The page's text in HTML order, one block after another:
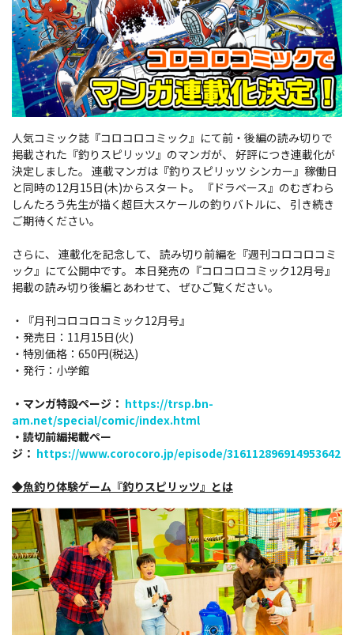
人気コミック誌『コロコロコミック』にて前・後編の読み切りで
掲載された『釣りスピリッツ』のマンガが、 好評につき連載化が
決定しました。 連載マンガは『釣りスピリッツ シンカー』稼働日
と同時の12月15日(木)からスタート。 『ドラベース』のむぎわら
しんたろう先生が描く超巨大スケールの釣りバトルに、 引き続き
ご期待ください。
さらに、 連載化を記念して、 読み切り前編を『週刊コロコロコミ
ック』にて公開中です。 本日発売の『コロコロコミック12月号』
掲載の読み切り後編とあわせて、 ぜひご覧ください。
・『月刊コロコロコミック12月号』
・発売日：11月15日(火)
・特別価格：650円(税込)
・発行：小学館
・マンガ特設ページ： https://trsp.bn-
am.net/special/comic/index.html
・読切前編掲載ペー
ジ： https://www.corocoro.jp/episode/316112896914953642
◆魚釣り体験ゲーム『釣りスピリッツ』とは